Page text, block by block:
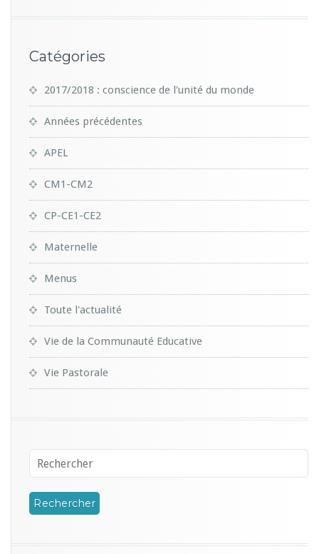
Catégories
2017/2018 : conscience de l'unité du monde
Années précédentes
APEL
CM1-CM2
CP-CE1-CE2
Maternelle
Menus
Toute l'actualité
Vie de la Communauté Educative
Vie Pastorale